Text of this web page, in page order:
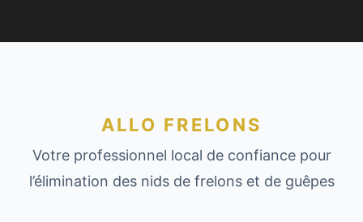
ALLO FRELONS
Votre professionnel local de confiance pour
l’élimination des nids de frelons et de guêpes